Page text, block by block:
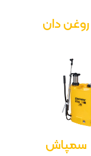
روغن دان
سمپاش